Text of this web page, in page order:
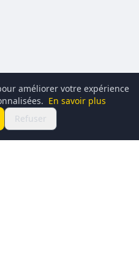
améliorer votre expérience
En savoir plus
Refuser